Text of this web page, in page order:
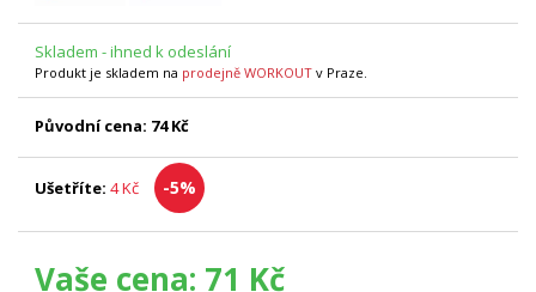
Skladem - ihned k odeslání
Produkt je skladem na prodejně WORKOUT v Praze.
Původní cena: 74 Kč
Ušetříte: 4 Kč -5%
Vaše cena: 71 Kč